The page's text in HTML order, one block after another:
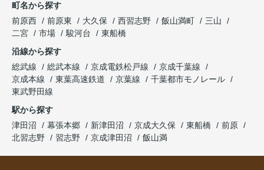
町名から探す
前原西
前原東 大久保 西習志野 飯山満町
三山
二宮
市場 駿河台
東船橋
沿線から探す
総武線
総武本線 京成電鉄松戸線
京成千葉線
京成本線
東葉高速鉄道 京葉線
千葉都市モノレール
東武野田線
駅から探す
津田沼
幕張本郷 新津田沼 京成大久保 東船橋
前原
北習志野
習志野 京成津田沼 飯山満